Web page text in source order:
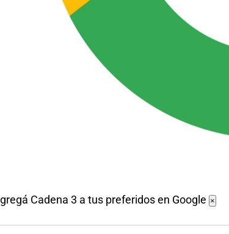
Cadena 3 a tus preferidos en Google ×